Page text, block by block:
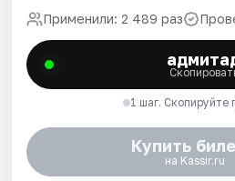
Применили: 2 489 раз
1 шаг. Скопируйте
Купить
на Kassir.ru